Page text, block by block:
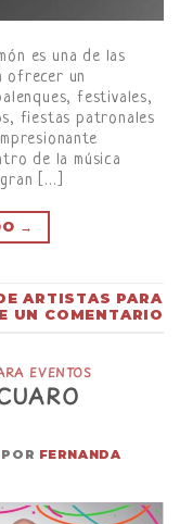
es una de las
ofrecer un
festivales,
fiestas patronales
de la música
gran […]
→
ARTISTAS PARA
UN COMENTARIO
EVENTOS
POR FERNANDA